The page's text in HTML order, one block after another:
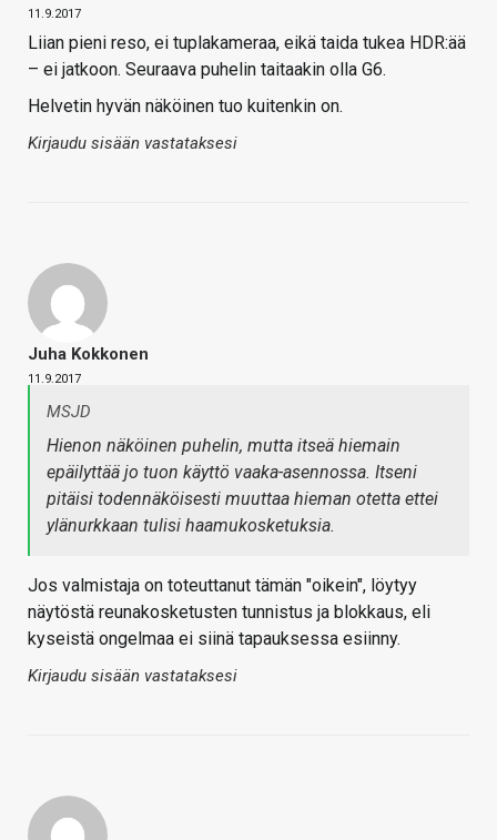
11.9.2017
Liian pieni reso, ei tuplakameraa, eikä taida tukea HDR:ää
– ei jatkoon. Seuraava puhelin taitaakin olla G6.
Helvetin hyvän näköinen tuo kuitenkin on.
Kirjaudu sisään vastataksesi
Juha Kokkonen
11.9.2017
MSJD
Hienon näköinen puhelin, mutta itseä hiemain
epäilyttää jo tuon käyttö vaaka-asennossa. Itseni
pitäisi todennäköisesti muuttaa hieman otetta ettei
ylänurkkaan tulisi haamukosketuksia.
Jos valmistaja on toteuttanut tämän "oikein", löytyy
näytöstä reunakosketusten tunnistus ja blokkaus, eli
kyseistä ongelmaa ei siinä tapauksessa esiinny.
Kirjaudu sisään vastataksesi